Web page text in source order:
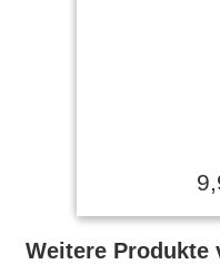
Weitere Produkte